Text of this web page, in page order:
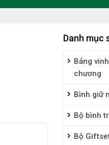
Danh mục
Bảng
chương
Bình giữ
Bộ bình
Bộ